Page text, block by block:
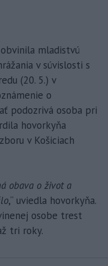
mladistvú
v súvislosti s
(20. 5.) v
o
podozrivá osoba pri
hovorkyňa
v Košiciach
obava o život a
,“ uviedla hovorkyňa.
osobe trest
tri roky.